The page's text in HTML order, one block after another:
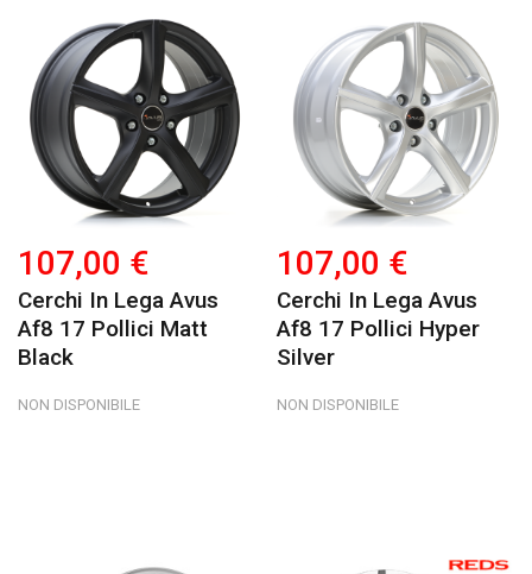
107,00 €
Cerchi In Lega Avus
Af8 17 Pollici Matt
Black
NON DISPONIBILE
107,00 €
Cerchi In Lega Avus
Af8 17 Pollici Hyper
Silver
NON DISPONIBILE